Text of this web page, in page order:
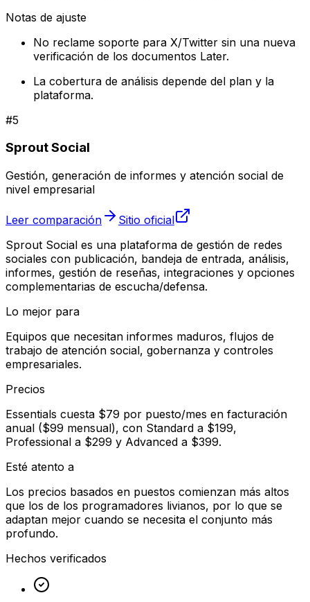
Notas de ajuste
No reclame soporte para X/Twitter sin una nueva
verificación de los documentos Later.
La cobertura de análisis depende del plan y la
plataforma.
#5
Sprout Social
Gestión, generación de informes y atención social de
nivel empresarial
Leer comparación
Sitio oficial
Sprout Social es una plataforma de gestión de redes
sociales con publicación, bandeja de entrada, análisis,
informes, gestión de reseñas, integraciones y opciones
complementarias de escucha/defensa.
Lo mejor para
Equipos que necesitan informes maduros, flujos de
trabajo de atención social, gobernanza y controles
empresariales.
Precios
Essentials cuesta $79 por puesto/mes en facturación
anual ($99 mensual), con Standard a $199,
Professional a $299 y Advanced a $399.
Esté atento a
Los precios basados en puestos comienzan más altos
que los de los programadores livianos, por lo que se
adaptan mejor cuando se necesita el conjunto más
profundo.
Hechos verificados